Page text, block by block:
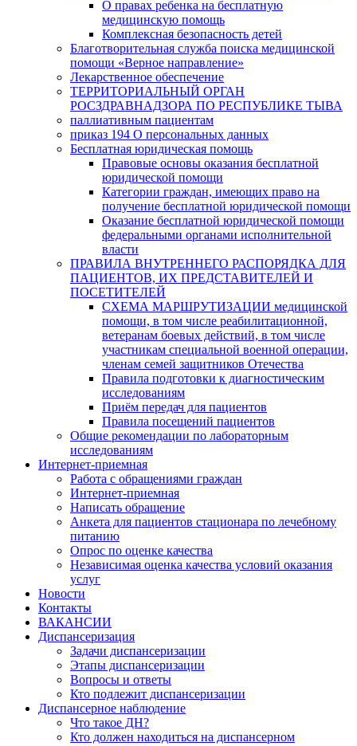
О правах ребенка на бесплатную
медицинскую помощь
Комплексная безопасность детей
Благотворительная служба поиска медицинской
помощи «Верное направление»
Лекарственное обеспечение
ТЕРРИТОРИАЛЬНЫЙ ОРГАН
РОСЗДРАВНАДЗОРА ПО РЕСПУБЛИКЕ ТЫВА
паллиативным пациентам
приказ 194 О персональных данных
Бесплатная юридическая помощь
Правовые основы оказания бесплатной
юридической помощи
Категории граждан, имеющих право на
получение бесплатной юридической помощи
Оказание бесплатной юридической помощи
федеральными органами исполнительной
власти
ПРАВИЛА ВНУТРЕННЕГО РАСПОРЯДКА ДЛЯ
ПАЦИЕНТОВ, ИХ ПРЕДСТАВИТЕЛЕЙ И
ПОСЕТИТЕЛЕЙ
СХЕМА МАРШРУТИЗАЦИИ медицинской
помощи, в том числе реабилитационной,
ветеранам боевых действий, в том числе
участникам специальной военной операции,
членам семей защитников Отечества
Правила подготовки к диагностическим
исследованиям
Приём передач для пациентов
Правила посещений пациентов
Общие рекомендации по лабораторным
исследованиям
Интернет-приемная
Работа с обращениями граждан
Интернет-приемная
Написать обращение
Анкета для пациентов стационара по лечебному
питанию
Опрос по оценке качества
Независимая оценка качества условий оказания
услуг
Новости
Контакты
ВАКАНСИИ
Диспансеризация
Задачи диспансеризации
Этапы диспансеризации
Вопросы и ответы
Кто подлежит диспансеризации
Диспансерное наблюдение
Что такое ДН?
Кто должен находиться на диспансерном